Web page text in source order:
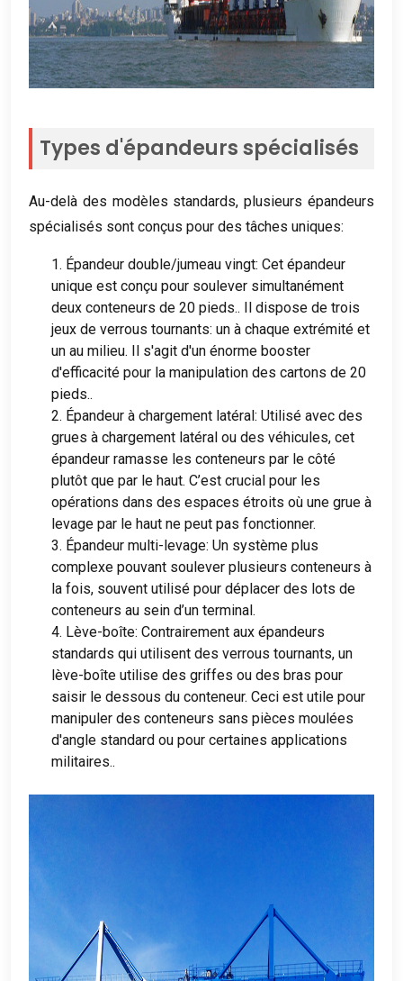
Types d'épandeurs spécialisés
Au-delà des modèles standards, plusieurs épandeurs
spécialisés sont conçus pour des tâches uniques:
1. Épandeur double/jumeau vingt: Cet épandeur
unique est conçu pour soulever simultanément
deux conteneurs de 20 pieds.. Il dispose de trois
jeux de verrous tournants: un à chaque extrémité et
un au milieu. Il s'agit d'un énorme booster
d'efficacité pour la manipulation des cartons de 20
pieds..
2. Épandeur à chargement latéral: Utilisé avec des
grues à chargement latéral ou des véhicules, cet
épandeur ramasse les conteneurs par le côté
plutôt que par le haut. C’est crucial pour les
opérations dans des espaces étroits où une grue à
levage par le haut ne peut pas fonctionner.
3. Épandeur multi-levage: Un système plus
complexe pouvant soulever plusieurs conteneurs à
la fois, souvent utilisé pour déplacer des lots de
conteneurs au sein d’un terminal.
4. Lève-boîte: Contrairement aux épandeurs
standards qui utilisent des verrous tournants, un
lève-boîte utilise des griffes ou des bras pour
saisir le dessous du conteneur. Ceci est utile pour
manipuler des conteneurs sans pièces moulées
d'angle standard ou pour certaines applications
militaires..